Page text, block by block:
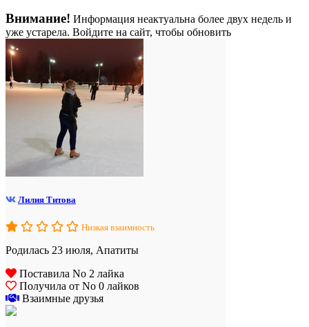
Внимание! Информация неактуальна более двух недель и
уже устарела. Войдите на сайт, чтобы обновить
Лилия Титова
Низкая взаимность
Родилась 23 июля, Апатиты
Поставила No 2 лайка
Получила от No 0 лайков
Взаимные друзья